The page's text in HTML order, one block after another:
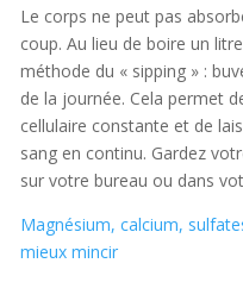
Le corps ne peut pas
coup. Au lieu de boire un
méthode du « sipping » :
de la journée. Cela permet
cellulaire constante et de
sang en continu. Gardez
sur votre bureau ou dans
Magnésium, calcium,
mieux mincir